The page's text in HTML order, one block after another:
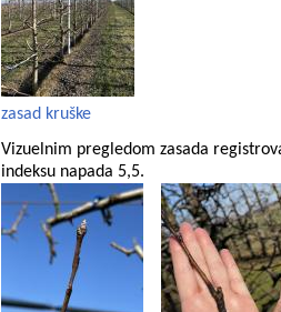
zasad kruške
Vizuelnim pregledom zasada
indeksu napada 5,5.